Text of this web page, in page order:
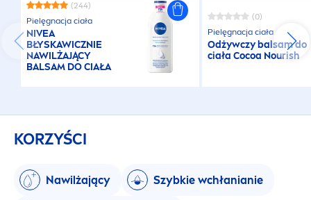
(244)
Pielęgnacja ciała
NIVEA
BŁYSKAWICZNIE
NAWILŻAJĄCY
BALSAM DO CIAŁA
(0)
Pielęgnacja ciała
Odżywczy balsam do
ciała Cocoa Nourish
KORZYŚCI
Nawilżający Szybkie wchłanianie